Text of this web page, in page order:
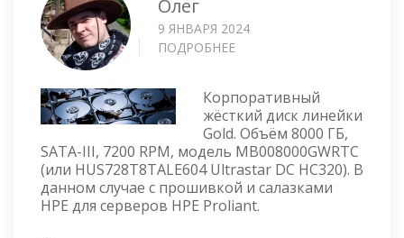
Олег
9 ЯНВАРЯ 2024
ПОДРОБНЕЕ
8TB
SATA
6G
MIDLINE
7.2K
—
Корпоративный
жёсткий диск линейки
Gold. Объём 8000 ГБ,
SATA-III, 7200 RPM, модель MB008000GWRTC
(или HUS728T8TALE604 Ultrastar DC HC320). В
данном случае с прошивкой и салазками
HPE для серверов HPE Proliant.